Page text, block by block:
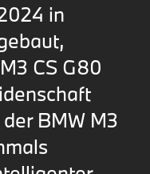
in
CS G80
BMW M3